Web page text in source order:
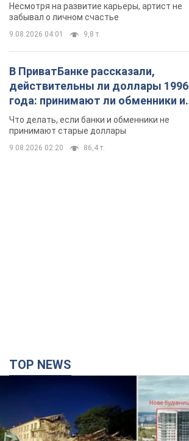
Несмотря на развитие карьеры, артист не
забывал о личном счастье
9.08.2026 04:01 9,8 т.
В ПриватБанке рассказали,
действительны ли доллары 1996
года: принимают ли обменники и
банки такие купюры
Что делать, если банки и обменники не
принимают старые доллары
9.08.2026 02:20 86,4 т.
TOP NEWS